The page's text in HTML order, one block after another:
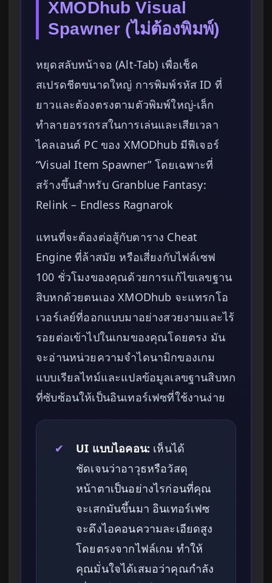
XMODhub Visual
Spawner (ไม่ต้องพิมพ์)
หยุดสลับหน้าจอ (Alt-Tab) เพื่อเช็ค
สเปรดชีตขนาดใหญ่ การพิมพ์รหัส ID ที่
ยาวและต้องตรงตามตัวพิมพ์ใหญ่-เล็ก
ทำลายอรรถรสในการเล่นและเสียเวลา
ไคลเอนต์ PC ของ XMODhub มีฟีเจอร์
“Visual Item Spawner” โดยเฉพาะที่
สร้างขึ้นสำหรับ Granblue Fantasy:
Relink – Endless Ragnarok
แทนที่จะต้องต่อสู้กับตาราง Cheat
Engine ที่ล้าสมัย หรือเสี่ยงกับไฟล์เซฟ
100 ชั่วโมงของคุณด้วยการแก้ไขเลขฐาน
สิบหกด้วยตนเอง XMODhub จะแทรกโอ
เวอร์เลย์ที่ออกแบบมาอย่างสวยงามและไร้
รอยต่อเข้าไปในเกมของคุณโดยตรง มัน
จะอ่านหน่วยความจำไดนามิกของเกม
แบบเรียลไทม์และแปลข้อมูลเลขฐานสิบหก
ที่ซับซ้อนให้เป็นอินเทอร์เฟซที่ใช้งานง่าย
✔ UI แบบไอคอน: เห็นได้
ชัดเจนว่าอาวุธหรือวัสดุ
หน้าตาเป็นอย่างไรก่อนที่คุณ
จะเสกมันขึ้นมา อินเทอร์เฟซ
จะดึงไอคอนความละเอียดสูง
โดยตรงจากไฟล์เกม ทำให้
คุณมั่นใจได้เสมอว่าคุณกำลัง